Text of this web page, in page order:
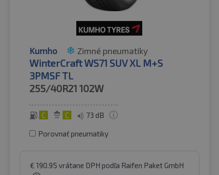
Kumho Zimné pneumatiky
WinterCraft WS71 SUV XL M+S
3PMSF TL
255/40R21 102W
C C 73 dB
Porovnať pneumatiky
€ 190.95 vrátane DPH podľa Raifen Paket GmbH